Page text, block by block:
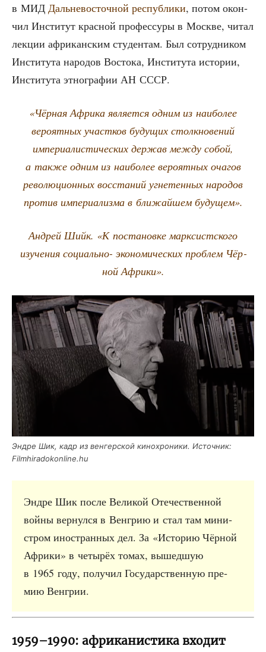
в МИД Даль­не­во­сточ­ной рес­пуб­ли­ки, потом окон­
чил Инсти­тут крас­ной про­фес­су­ры в Москве, читал
лек­ции афри­кан­ским сту­ден­там. Был сотруд­ни­ком
Инсти­ту­та наро­дов Восто­ка, Инсти­ту­та исто­рии,
Инсти­ту­та этно­гра­фии АН СССР.
«Чёр­ная Афри­ка явля­ет­ся одним из наи­бо­лее
веро­ят­ных участ­ков буду­щих столк­но­ве­ний
импе­ри­а­ли­сти­че­ских дер­жав меж­ду собой,
а так­же одним из наи­бо­лее веро­ят­ных оча­гов
рево­лю­ци­он­ных вос­ста­ний угне­тен­ных наро­дов
про­тив импе­ри­а­лиз­ма в бли­жай­шем будущем».
Андрей Шийк. «К поста­нов­ке марк­сист­ско­го
изу­че­ния соци­аль­но- эко­но­ми­че­ских про­блем Чёр­
ной Африки».
Эндре Шик, кадр из вен­гер­ской кино­хро­ни­ки. Источ­ник:
Filmhiradokonline.hu
Эндре Шик после Вели­кой Оте­че­ствен­ной
вой­ны вер­нул­ся в Вен­грию и стал там мини­
стром ино­стран­ных дел. За «Исто­рию Чёр­ной
Афри­ки» в четы­рёх томах, вышед­шую
в 1965 году, полу­чил Госу­дар­ствен­ную пре­
мию Венгрии.
1959–1990: африканистика входит